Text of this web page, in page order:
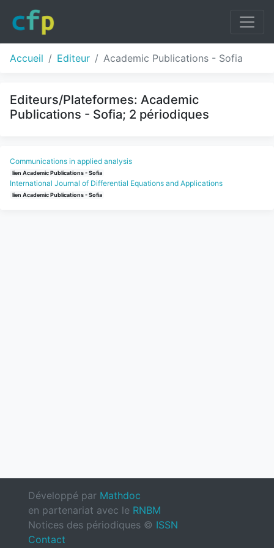
Accueil Editeur Academic Publications - Sofia
Editeurs/Plateformes: Academic
Publications - Sofia; 2 périodiques
Communications in applied analysis
lien Academic Publications - Sofia
International Journal of Differential Equations and Applications
lien Academic Publications - Sofia
Développé par Mathdoc
en partenariat avec le RNBM
Notices des périodiques © ISSN
Contact